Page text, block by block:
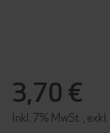
3,70 €
Inkl. 7% MwSt. exkl.